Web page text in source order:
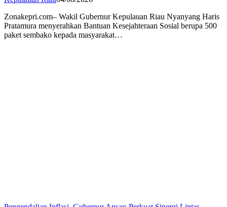
Zonakepri.com– Wakil Gubernur Kepulauan Riau Nyanyang Haris
Pratamura menyerahkan Bantuan Kesejahteraan Sosial berupa 500
paket sembako kepada masyarakat…